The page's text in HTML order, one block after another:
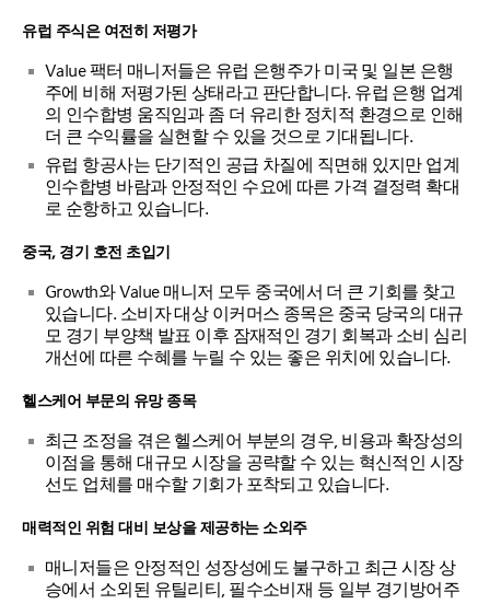
유럽 주식은 여전히 저평가
Value 팩터 매니저들은 유럽 은행주가 미국 및 일본 은행
주에 비해 저평가된 상태라고 판단합니다. 유럽 은행 업계
의 인수합병 움직임과 좀 더 유리한 정치적 환경으로 인해
더 큰 수익률을 실현할 수 있을 것으로 기대됩니다.
유럽 항공사는 단기적인 공급 차질에 직면해 있지만 업계
인수합병 바람과 안정적인 수요에 따른 가격 결정력 확대
로 순항하고 있습니다.
중국, 경기 호전 초입기
Growth와 Value 매니저 모두 중국에서 더 큰 기회를 찾고
있습니다. 소비자 대상 이커머스 종목은 중국 당국의 대규
모 경기 부양책 발표 이후 잠재적인 경기 회복과 소비 심리
개선에 따른 수혜를 누릴 수 있는 좋은 위치에 있습니다.
헬스케어 부문의 유망 종목
최근 조정을 겪은 헬스케어 부분의 경우, 비용과 확장성의
이점을 통해 대규모 시장을 공략할 수 있는 혁신적인 시장
선도 업체를 매수할 기회가 포착되고 있습니다.
매력적인 위험 대비 보상을 제공하는 소외주
매니저들은 안정적인 성장성에도 불구하고 최근 시장 상
승에서 소외된 유틸리티, 필수소비재 등 일부 경기방어주